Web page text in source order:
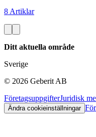
8 Artiklar
Ditt aktuella område
Sverige
© 2026 Geberit AB
FöretagsuppgifterJuridisk
Ändra cookieinställningar